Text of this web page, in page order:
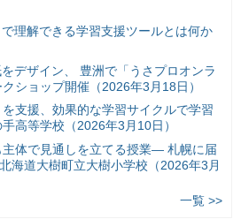
で理解できる学習支援ツールとは何か
デザイン、 豊洲で「うさプロオンラ
ショップ開催（2026年3月18日）
支援、効果的な学習サイクルで学習
高等学校（2026年3月10日）
主体で見通しを立てる授業— 札幌に届
海道大樹町立大樹小学校（2026年3月
一覧 >>